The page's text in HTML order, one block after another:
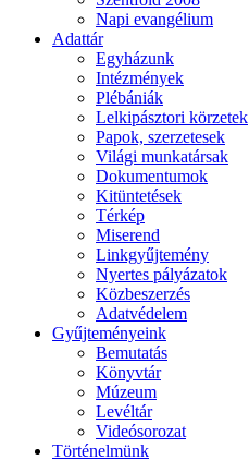
Napi evangélium
Adattár
Egyházunk
Intézmények
Plébániák
Lelkipásztori körzetek
Papok, szerzetesek
Világi munkatársak
Dokumentumok
Kitüntetések
Térkép
Miserend
Linkgyűjtemény
Nyertes pályázatok
Közbeszerzés
Adatvédelem
Gyűjteményeink
Bemutatás
Könyvtár
Múzeum
Levéltár
Videósorozat
Történelmünk